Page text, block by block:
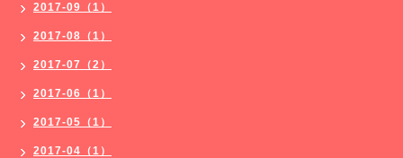
2017-09（1）
2017-08（1）
2017-07（2）
2017-06（1）
2017-05（1）
2017-04（1）